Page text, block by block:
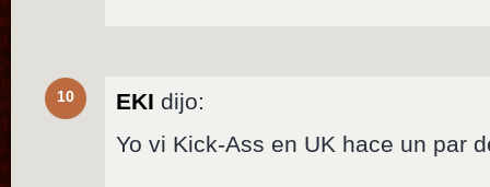
10 EKI dijo:
Yo vi Kick-Ass en UK hace un par